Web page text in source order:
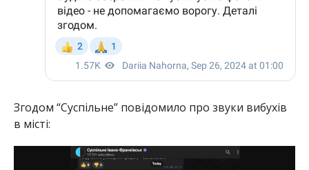
Згодом “Суспільне” повідомило про звуки вибухів
в місті: